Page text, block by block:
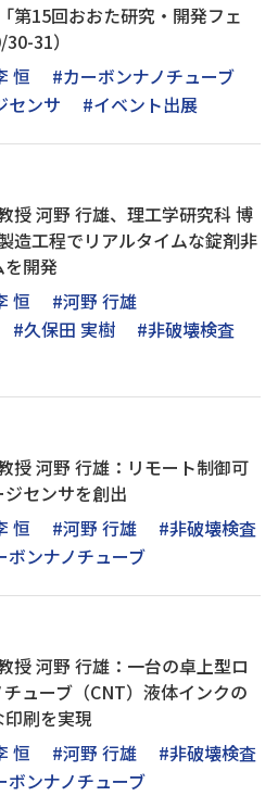
第15回おおた研究・開発フェ
31）
恒
#カーボンナノチューブ
センサ #イベント出展
授 河野 行雄、理工学研究科 博
造工程でリアルタイムな錠剤非
を開発
恒
#河野 行雄
#久保田 実樹
#非破壊検査
授 河野 行雄：リモート制御可
センサを創出
恒 #河野 行雄
#非破壊検査
ボンナノチューブ
授 河野 行雄：一台の卓上型ロ
ューブ（CNT）液体インクの
刷を実現
恒 #河野 行雄
#非破壊検査
ボンナノチューブ